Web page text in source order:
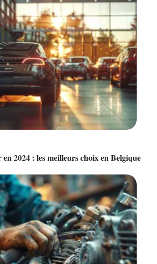
2024 : les meilleurs choix en Belgique